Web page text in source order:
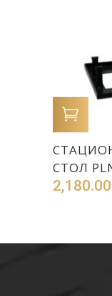
СТОЛ
2,180.00